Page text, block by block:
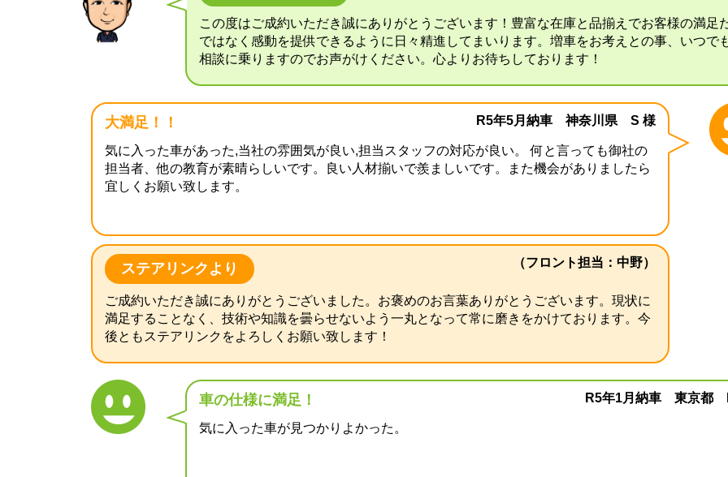
この度はご成約いただき誠にありがとうございます！豊富な在庫と品揃えでお客様の満足
ではなく感動を提供できるように日々精進してまいります。増車をお考えとの事、いつで
相談に乗りますのでお声がけください。心よりお待ちしております！
大満足！！ R5年5月納車 神奈川県 S 様
気に入った車があった,当社の雰囲気が良い,担当スタッフの対応が良い。 何と言っても御社の
担当者、他の教育が素晴らしいです。良い人材揃いで羨ましいです。また機会がありましたら
宜しくお願い致します。
ステアリンクより （フロント担当：中野）
ご成約いただき誠にありがとうございました。お褒めのお言葉ありがとうございます。現状に
満足することなく、技術や知識を曇らせないよう一丸となって常に磨きをかけております。今
後ともステアリンクをよろしくお願い致します！
車の仕様に満足！ R5年1月納車 東京都
気に入った車が見つかりよかった。